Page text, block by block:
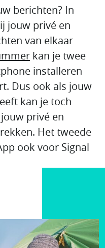
berichten? In
jouw privé en
van elkaar
kan je twee
installeren
Dus ook als jouw
kan je toch
privé en
Het tweede
ook voor Signal